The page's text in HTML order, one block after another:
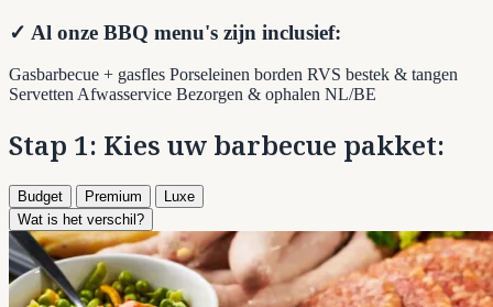
✓ Al onze BBQ menu's zijn inclusief:
Gasbarbecue + gasfles Porseleinen borden RVS bestek & tangen
Servetten Afwasservice Bezorgen & ophalen NL/BE
Stap 1: Kies uw barbecue pakket:
Budget Premium
Luxe
Wat is het verschil?